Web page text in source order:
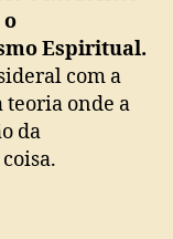
o
Espiritual.
com a
teoria onde a
da